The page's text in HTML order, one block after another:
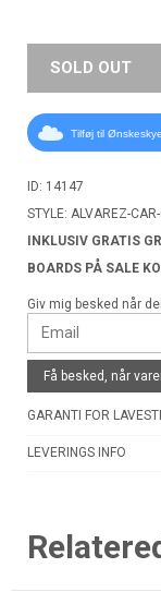
SOLD OUT
Tilføj til
ID: 14147
STYLE: ALVAREZ-
INKLUSIV GRATIS
BOARDS PÅ SALE
Giv mig besked når
Få besked, når
GARANTI FOR
LEVERINGS INFO